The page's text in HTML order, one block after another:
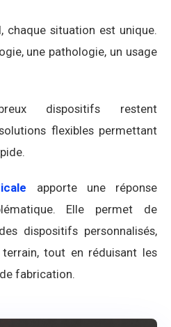
chaque situation est unique.
une pathologie, un usage
dispositifs restent
flexibles permettant
apporte une réponse
Elle permet de
dispositifs personnalisés,
tout en réduisant les
fabrication.